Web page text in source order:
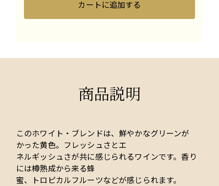
カートに追加する
商品説明
このホワイト・ブレンドは、鮮やかなグリーンが
かった黄色。フレッシュさとエ
ネルギッシュさが共に感じられるワインです。香り
には樽熟成から来る蜂
蜜、トロピカルフルーツなどが感じられます。